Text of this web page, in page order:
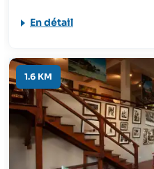
particulièrement
propose des salades et
En détail
1.6 KM